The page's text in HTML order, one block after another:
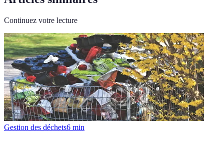
Continuez votre lecture
Gestion des déchets6 min